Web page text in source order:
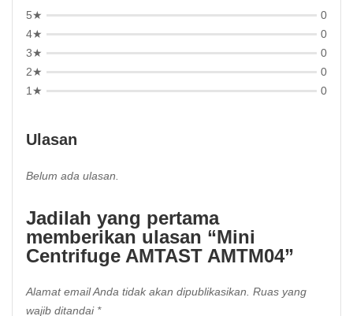
5★
0
4★
0
3★
0
2★
0
1★
0
Ulasan
Belum ada ulasan.
Jadilah yang pertama
memberikan ulasan “Mini
Centrifuge AMTAST AMTM04”
Alamat email Anda tidak akan dipublikasikan. Ruas yang
wajib ditandai *